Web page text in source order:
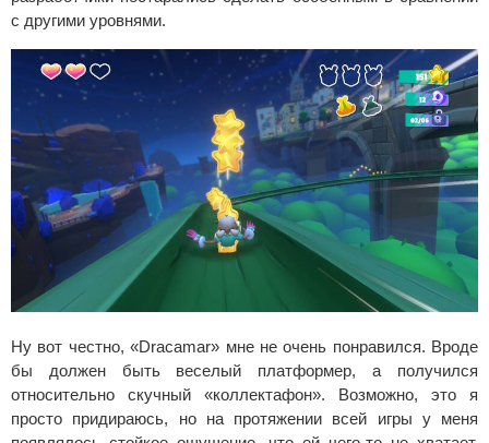
с другими уровнями.
Ну вот честно, «Dracamar» мне не очень понравился. Вроде
бы должен быть веселый платформер, а получился
относительно скучный «коллектафон». Возможно, это я
просто придираюсь, но на протяжении всей игры у меня